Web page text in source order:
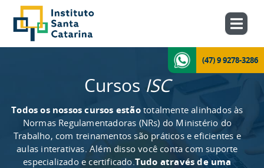
(47) 9 9278-3286
Cursos ISC
Todos os nossos cursos estãototalmente alinhados às
Normas Regulamentadoras (NRs) do Ministério do
Trabalho, com treinamentos são práticos e eficientes e
aulas interativas. Além disso você conta com suporte
especializado e certificado.Tudo através de uma